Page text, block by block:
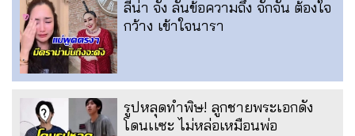
ลีน่า จัง ลั่นข้อความถึง จั๊กจั่น ต้องใจ
กว้าง เข้าใจนารา
รูปหลุดทำพิษ! ลูกชายพระเอกดัง
โดนเเซะ ไม่หล่อเหมือนพ่อ